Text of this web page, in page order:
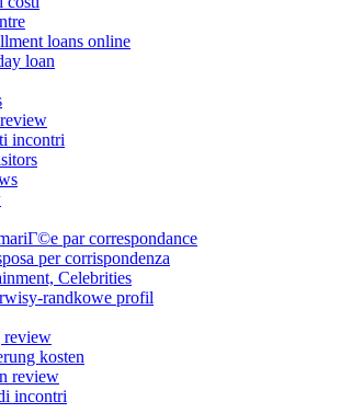
loans online
loan
incontri
par correspondance
per corrispondenza
Celebrities
randkowe profil
review
kosten
review
incontri